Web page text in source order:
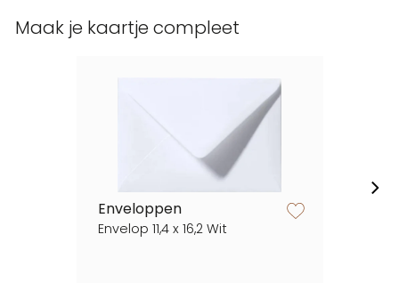
Maak je kaartje compleet
Enveloppen
Envelop 11,4 x 16,2 Wit